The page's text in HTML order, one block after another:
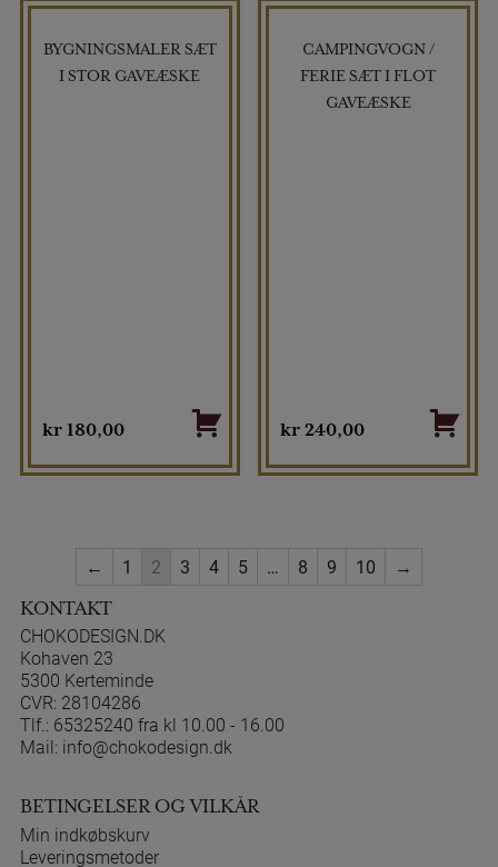
BYGNINGSMALER SÆT
I STOR GAVEÆSKE
kr180,00
CAMPINGVOGN /
FERIE SÆT I FLOT
GAVEÆSKE
kr 240,00
← 1 2 3 4 5 … 8 9 10 →
KONTAKT
CHOKODESIGN.DK
Kohaven 23
5300 Kerteminde
CVR: 28104286
Tlf.: 65325240 fra kl 10.00 - 16.00
Mail: info@chokodesign.dk
BETINGELSER OG VILKÅR
Min indkøbskurv
Leveringsmetoder